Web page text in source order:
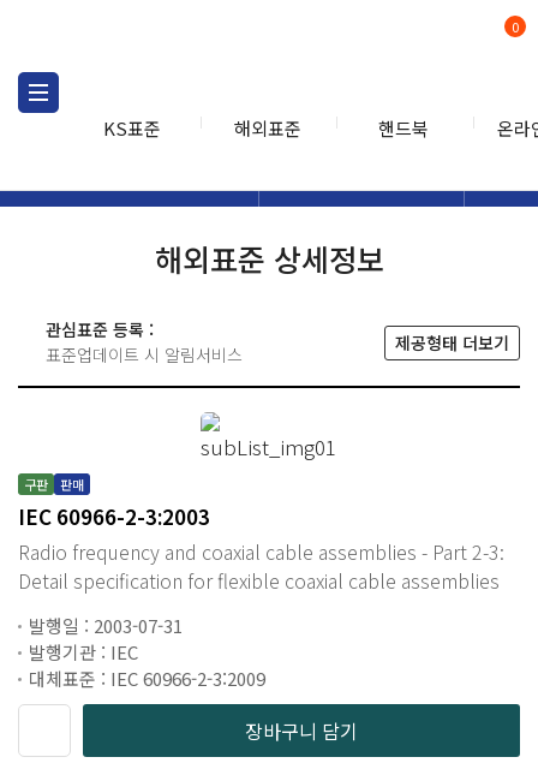
KS표준 해외표준 핸드북 온라
0
해외표준 상세정보
관심표준 등록 :
표준업데이트 시 알림서비스
제공형태 더보기
구판 판매
IEC 60966-2-3:2003
Radio frequency and coaxial cable assemblies - Part 2-3:
Detail specification for flexible coaxial cable assemblies
발행일 : 2003-07-31
발행기관 : IEC
대체표준 : IEC 60966-2-3:2009
장바구니 담기